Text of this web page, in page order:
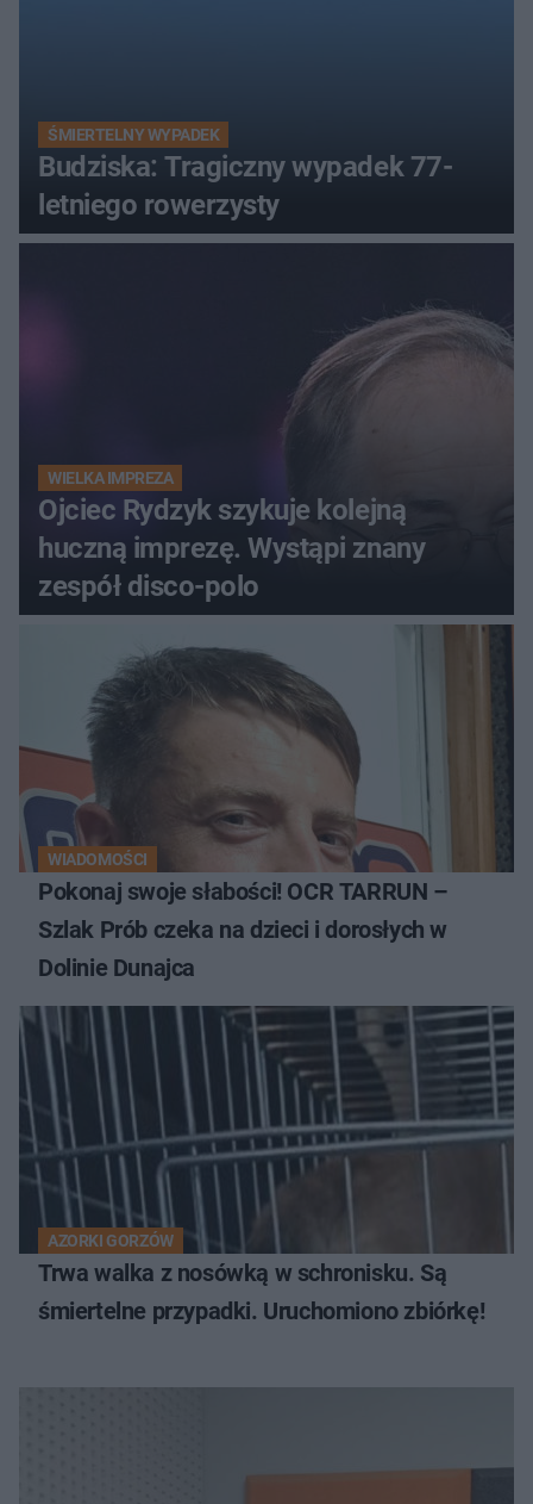
ŚMIERTELNY WYPADEK
Budziska: Tragiczny wypadek 77-
letniego rowerzysty
WIELKA IMPREZA
Ojciec Rydzyk szykuje kolejną
huczną imprezę. Wystąpi znany
zespół disco-polo
WIADOMOŚCI
Pokonaj swoje słabości! OCR TARRUN –
Szlak Prób czeka na dzieci i dorosłych w
Dolinie Dunajca
AZORKI GORZÓW
Trwa walka z nosówką w schronisku. Są
śmiertelne przypadki. Uruchomiono zbiórkę!